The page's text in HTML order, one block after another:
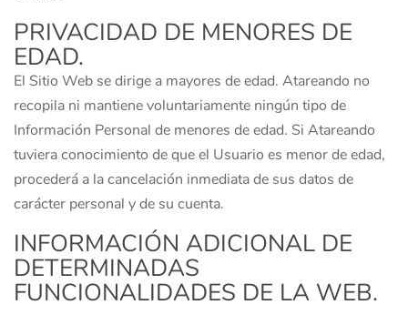
PRIVACIDAD DE MENORES DE
EDAD.
El Sitio Web se dirige a mayores de edad. Atareando no
recopila ni mantiene voluntariamente ningún tipo de
Información Personal de menores de edad. Si Atareando
tuviera conocimiento de que el Usuario es menor de edad,
procederá a la cancelación inmediata de sus datos de
carácter personal y de su cuenta.
INFORMACIÓN ADICIONAL DE
DETERMINADAS
FUNCIONALIDADES DE LA WEB.